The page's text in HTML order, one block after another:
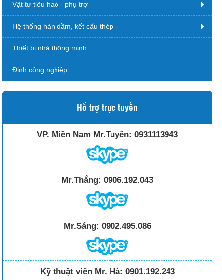
Vật tư tiêu hao - phụ trợ
Hệ thống hàn dầm, kết cấu thép
Thiết bị nhà thông minh
Đinh công nghiệp
Hỗ trợ trực tuyến
VP. Miền Nam Mr.Tuyến: 0931113943
Mr.Thắng: 0906.192.043
Mr.Sáng: 0902.495.086
Kỹ thuật viên Mr. Hà: 0901.192.243